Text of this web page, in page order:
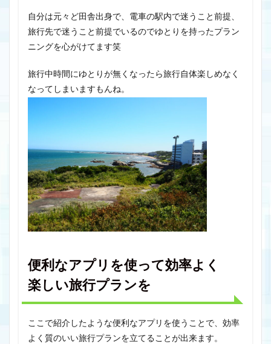
自分は元々ど田舎出身で、電車の駅内で迷うこと前提、
旅行先で迷うこと前提でいるのでゆとりを持ったプラン
ニングを心がけてます笑
旅行中時間にゆとりが無くなったら旅行自体楽しめなく
なってしまいますもんね。
便利なアプリを使って効率よく
楽しい旅行プランを
ここで紹介したような便利なアプリを使うことで、効率
よく質のいい旅行プランを立てることが出来ます。